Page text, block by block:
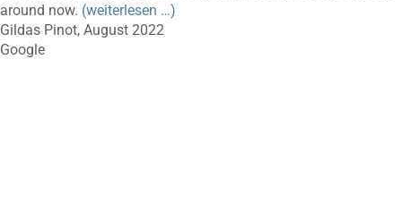
around now. (weiterlesen …)
Gildas Pinot, August 2022
Google